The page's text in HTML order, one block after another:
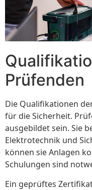
Prüfenden
Die Qualifikationen
für die Sicherheit.
ausgebildet sein. Sie
Elektrotechnik und
können sie Anlagen
Schulungen sind
Ein geprüftes